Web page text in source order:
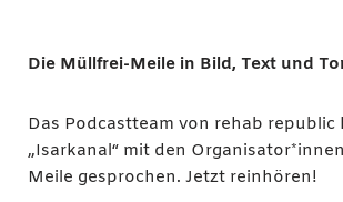
Die Müllfrei-Meile in Bild, Text und
Das Podcastteam von rehab republic
„Isarkanal“ mit den
Meile gesprochen. Jetzt reinhören!